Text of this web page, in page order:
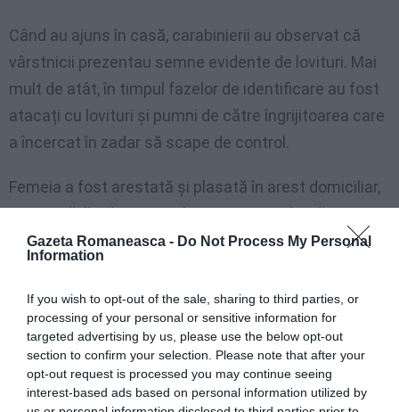
Gazeta Romaneasca - Do Not Process My Personal
Information
If you wish to opt-out of the sale, sharing to third parties, or
processing of your personal or sensitive information for
targeted advertising by us, please use the below opt-out
section to confirm your selection. Please note that after your
opt-out request is processed you may continue seeing
interest-based ads based on personal information utilized by
Când au ajuns în casă, carabinierii au observat că
vârstnicii prezentau semne evidente de lovituri. Mai
mult de atât, în timpul fazelor de identificare au fost
atacați cu lovituri și pumni de către îngrijitoarea care
a încercat în zadar să scape de control.
Femeia a fost arestată și plasată în arest domiciliar,
pentru vătămări corporale agravate, violență și
vătămarea unui oficial public. Judecată printr-o
prezentare la poliția judiciară, de a putea fi controlată
în orice moment.
STIRI ITALIA